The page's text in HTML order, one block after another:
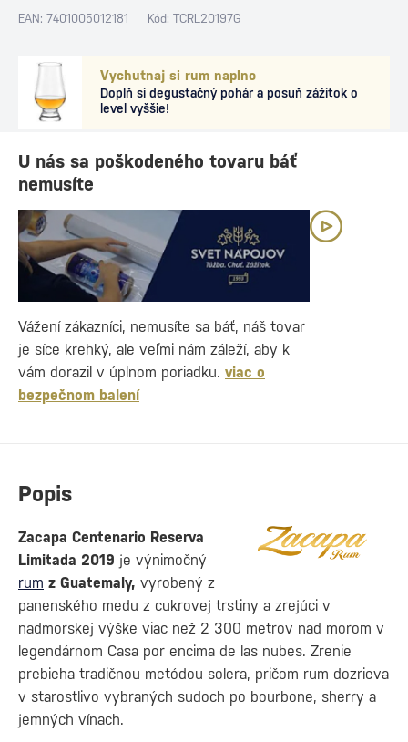
Vychutnaj si rum naplno
Doplň si degustačný pohár a posuň zážitok o
level vyššie!
EAN: 7401005012181 Kód: TCRL20197G
Popis
Zacapa Centenario Reserva
Limitada 2019 je výnimočný
rum z Guatemaly, vyrobený z
panenského medu z cukrovej trstiny a zrejúci v
nadmorskej výške viac než 2 300 metrov nad morom v
legendárnom Casa por encima de las nubes. Zrenie
prebieha tradičnou metódou solera, pričom rum dozrieva
v starostlivo vybraných sudoch po bourbone, sherry a
jemných vínach.
U nás sa poškodeného tovaru báť
nemusíte
Vážení zákazníci, nemusíte sa báť, náš tovar
je síce krehký, ale veľmi nám záleží, aby k
vám dorazil v úplnom poriadku. viac o
bezpečnom balení